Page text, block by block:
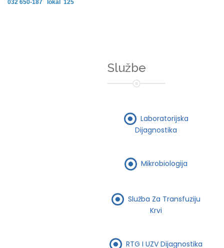
032 650-187 lokal 125
Službe
Laboratorijska
Dijagnostika
Mikrobiologija
Služba Za Transfuziju
Krvi
RTG I UZV Dijagnostika